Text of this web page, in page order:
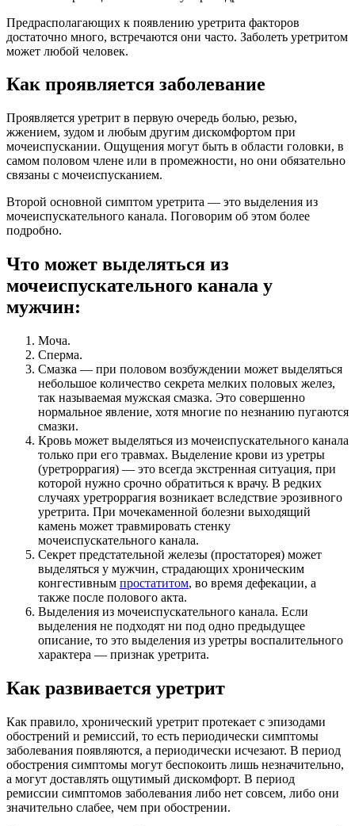
Предрасполагающих к появлению уретрита факторов
достаточно много, встречаются они часто. Заболеть уретритом
может любой человек.
Как проявляется заболевание
Проявляется уретрит в первую очередь болью, резью,
жжением, зудом и любым другим дискомфортом при
мочеиспускании. Ощущения могут быть в области головки, в
самом половом члене или в промежности, но они обязательно
связаны с мочеиспусканием.
Второй основной симптом уретрита — это выделения из
мочеиспускательного канала. Поговорим об этом более
подробно.
Что может выделяться из
мочеиспускательного канала у
мужчин:
Моча.
Сперма.
Смазка — при половом возбуждении может выделяться
небольшое количество секрета мелких половых желез,
так называемая мужская смазка. Это совершенно
нормальное явление, хотя многие по незнанию пугаются
смазки.
Кровь может выделяться из мочеиспускательного канала
только при его травмах. Выделение крови из уретры
(уретроррагия) — это всегда экстренная ситуация, при
которой нужно срочно обратиться к врачу. В редких
случаях уретроррагия возникает вследствие эрозивного
уретрита. При мочекаменной болезни выходящий
камень может травмировать стенку
мочеиспускательного канала.
Секрет предстательной железы (простаторея) может
выделяться у мужчин, страдающих хроническим
конгестивным простатитом, во время дефекации, а
также после полового акта.
Выделения из мочеиспускательного канала. Если
выделения не подходят ни под одно предыдущее
описание, то это выделения из уретры воспалительного
характера — признак уретрита.
Как развивается уретрит
Как правило, хронический уретрит протекает с эпизодами
обострений и ремиссий, то есть периодически симптомы
заболевания появляются, а периодически исчезают. В период
обострения симптомы могут беспокоить лишь незначительно,
а могут доставлять ощутимый дискомфорт. В период
ремиссии симптомов заболевания либо нет совсем, либо они
значительно слабее, чем при обострении.